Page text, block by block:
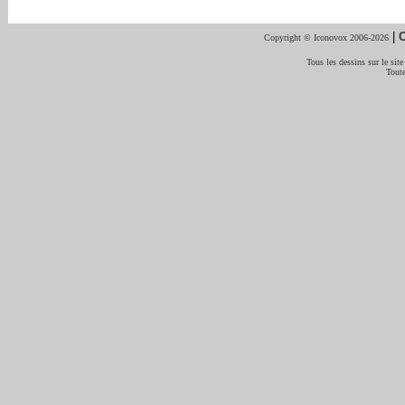
Copyright © Iconovox 2006-2026 |
Tous les dessins sur le